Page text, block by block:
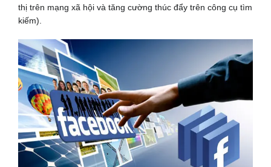
thị trên mạng xã hội và tăng cường thúc đẩy trên công cụ tìm
kiếm).